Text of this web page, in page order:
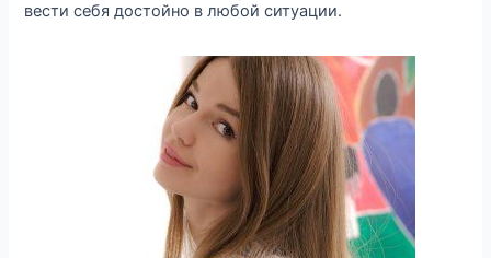
вести себя достойно в любой ситуации.